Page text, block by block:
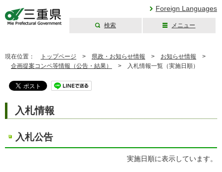
Foreign Languages
検索 メニュー
現在位置： トップページ > 県政・お知らせ情報 > お知らせ情報 >
企画提案コンペ等情報（公告・結果）
> 入札情報一覧（実施日順）
入札情報
入札公告
実施日順に表示しています。